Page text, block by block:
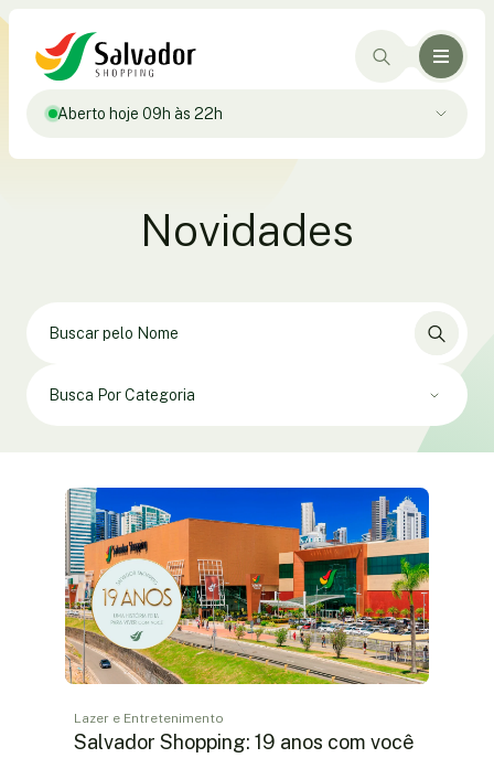
Aberto hoje 09h às 22h
Novidades
Busca Por Categoria
Lazer e Entretenimento
Salvador Shopping: 19 anos com você